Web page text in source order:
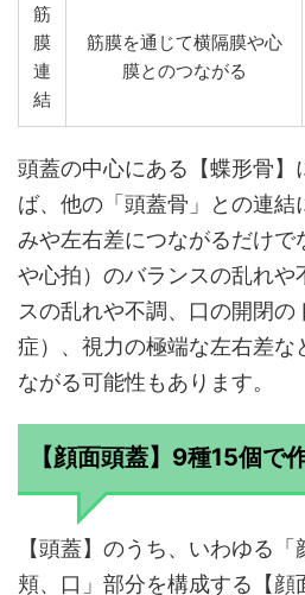
筋
膜
連
結
筋膜を通じて横隔膜や心
膜とのつながる
頭蓋の中心にある【蝶形骨】
ば、他の「頭蓋骨」との連結
みや左右差につながるだけで
や心拍）のバランスの乱れや
スの乱れや不調、口の開閉の
症）、視力の極端な左右差な
ながる可能性もあります。
【顔面頭蓋】9種15個で
【頭蓋】のうち、いわゆる「
頬、口」部分を構成する【顔